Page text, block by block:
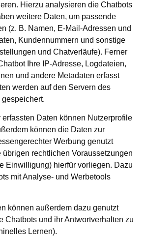
Hierzu analysieren die Chatbots
weitere Daten, um passende
(z. B. Namen, E-Mail-Adressen und
Kundennummern und sonstige
und Chatverläufe). Ferner
Ihre IP-Adresse, Logdateien,
und andere Metadaten erfasst
werden auf den Servern des
Daten können Nutzerprofile
können die Daten zur
Werbung genutzt
übrigen rechtlichen Voraussetzungen
Einwilligung) hierfür vorliegen. Dazu
mit Analyse- und Werbetools
können außerdem dazu genutzt
Chatbots und ihr Antwortverhalten zu
Lernen).